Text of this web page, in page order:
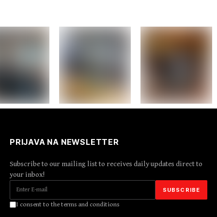
PRIJAVA NA NEWSLETTER
Subscribe to our mailing list to receives daily updates direct to
your inbox!
I consent to the terms and conditions